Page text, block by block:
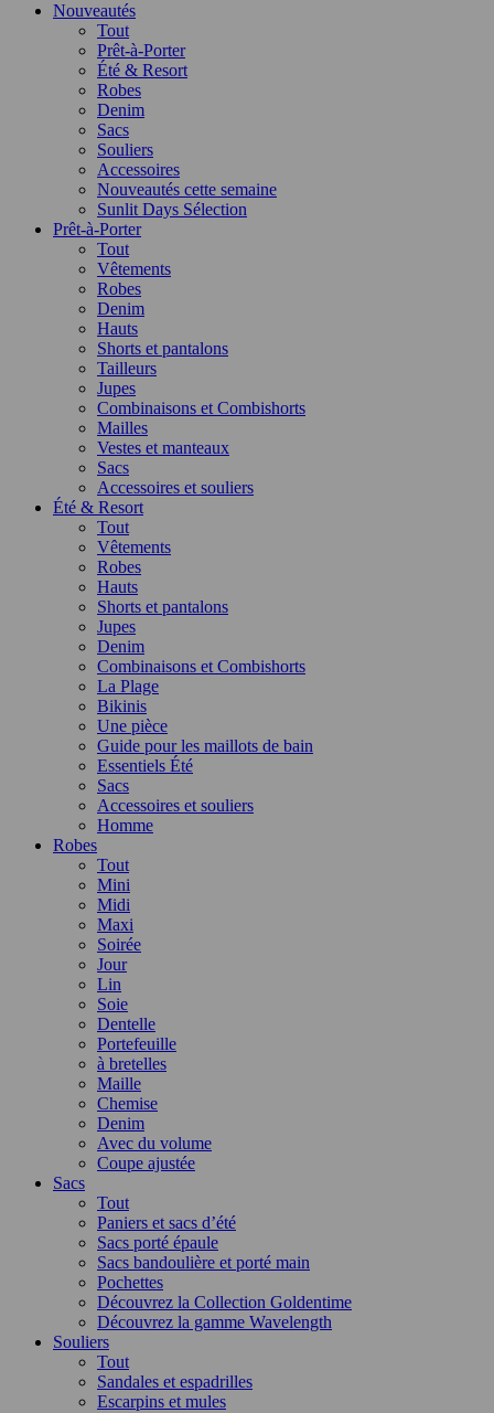
Nouveautés
Tout
Prêt-à-Porter
Été & Resort
Robes
Denim
Sacs
Souliers
Accessoires
Nouveautés cette semaine
Sunlit Days Sélection
Prêt-à-Porter
Tout
Vêtements
Robes
Denim
Hauts
Shorts et pantalons
Tailleurs
Jupes
Combinaisons et Combishorts
Mailles
Vestes et manteaux
Sacs
Accessoires et souliers
Été & Resort
Tout
Vêtements
Robes
Hauts
Shorts et pantalons
Jupes
Denim
Combinaisons et Combishorts
La Plage
Bikinis
Une pièce
Guide pour les maillots de bain
Essentiels Été
Sacs
Accessoires et souliers
Homme
Robes
Tout
Mini
Midi
Maxi
Soirée
Jour
Lin
Soie
Dentelle
Portefeuille
à bretelles
Maille
Chemise
Denim
Avec du volume
Coupe ajustée
Sacs
Tout
Paniers et sacs d’été
Sacs porté épaule
Sacs bandoulière et porté main
Pochettes
Découvrez la Collection Goldentime
Découvrez la gamme Wavelength
Souliers
Tout
Sandales et espadrilles
Escarpins et mules